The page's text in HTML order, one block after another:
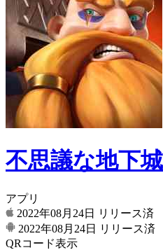
不思議な地下
アプリ
2022年08月24日
リリース済
2022年08月24日
リリース済
QRコード表示